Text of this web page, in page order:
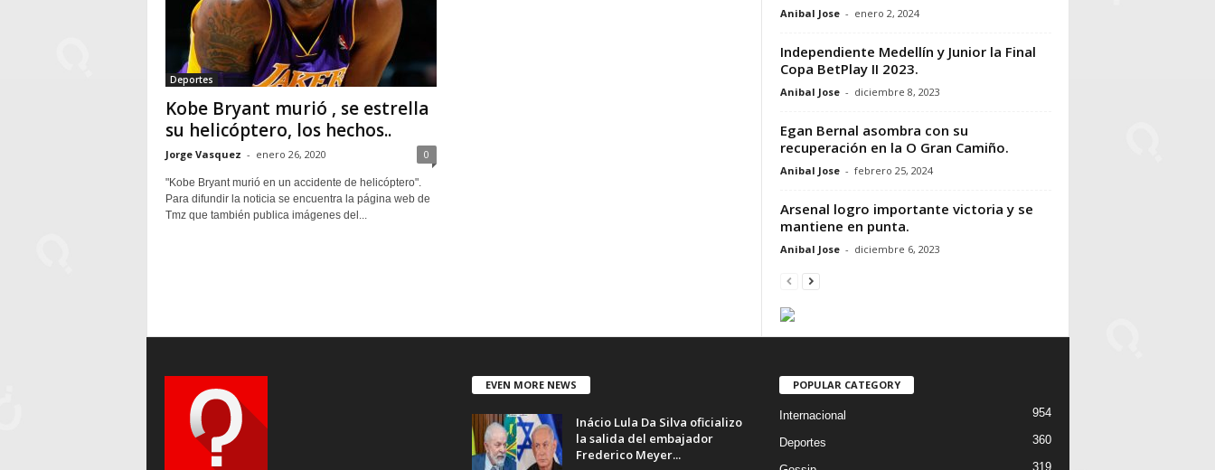
Deportes
Kobe Bryant murió , se estrella
su helicóptero, los hechos..
Jorge Vasquez - enero 26, 2020 0
"Kobe Bryant murió en un accidente de helicóptero".
Para difundir la noticia se encuentra la página web de
Tmz que también publica imágenes del...
Anibal Jose - enero 2, 2024
Independiente Medellín y Junior la Final
Copa BetPlay II 2023.
Anibal Jose - diciembre 8, 2023
Egan Bernal asombra con su
recuperación en la O Gran Camiño.
Anibal Jose - febrero 25, 2024
Arsenal logro importante victoria y se
mantiene en punta.
Anibal Jose - diciembre 6, 2023
EVEN MORE NEWS
Inácio Lula Da Silva oficializo
la salida del embajador
Frederico Meyer...
POPULAR CATEGORY
Internacional 954
Deportes 360
319